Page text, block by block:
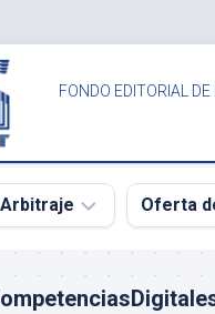
FONDO EDITORIAL
Arbitraje Oferta
SCITUS